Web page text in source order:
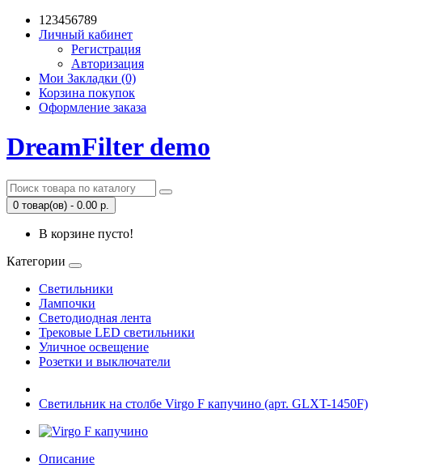
123456789
Личный кабинет
Регистрация
Авторизация
Мои Закладки (0)
Корзина покупок
Оформление заказа
DreamFilter demo
0 товар(ов) - 0.00 р.
В корзине пусто!
Категории
Светильники
Лампочки
Светодиодная лента
Трековые LED светильники
Уличное освещение
Розетки и выключатели
Светильник на столбе Virgo F капучино (арт. GLXT-1450F)
Описание